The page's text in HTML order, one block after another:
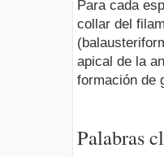
Para cada
collar del
apical de la
formación de
Palabras